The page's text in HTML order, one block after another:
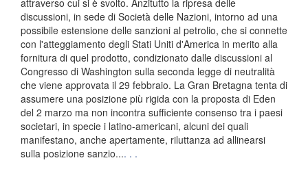
attraverso cui si è svolto. Anzitutto la ripresa delle
discussioni, in sede di Società delle Nazioni, intorno ad una
possibile estensione delle sanzioni al petrolio, che si connette
con l'atteggiamento degli Stati Uniti d'America in merito alla
fornitura di quel prodotto, condizionato dalle discussioni al
Congresso di Washington sulla seconda legge di neutralità
che viene approvata il 29 febbraio. La Gran Bretagna tenta di
assumere una posizione più rigida con la proposta di Eden
del 2 marzo ma non incontra sufficiente consenso tra i paesi
societari, in specie i latino-americani, alcuni dei quali
manifestano, anche apertamente, riluttanza ad allinearsi
sulla posizione sanzio.... . .